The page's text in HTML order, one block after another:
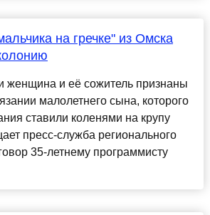
на гречке" из Омска
женщина и её сожитель признаны
малолетнего сына, которого
ставили коленями на крупу
пресс-служба регионального
35-летнему программисту